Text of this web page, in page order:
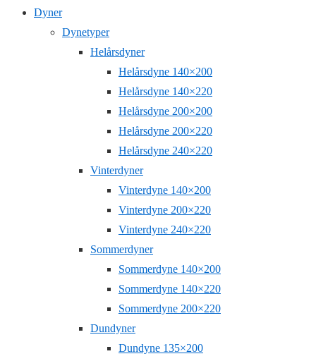
Dyner
Dynetyper
Helårsdyner
Helårsdyne 140×200
Helårsdyne 140×220
Helårsdyne 200×200
Helårsdyne 200×220
Helårsdyne 240×220
Vinterdyner
Vinterdyne 140×200
Vinterdyne 200×220
Vinterdyne 240×220
Sommerdyner
Sommerdyne 140×200
Sommerdyne 140×220
Sommerdyne 200×220
Dundyner
Dundyne 135×200